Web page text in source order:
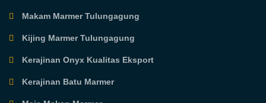
Makam Marmer Tulungagung
Kijing Marmer Tulungagung
Kerajinan Onyx Kualitas Eksport
Kerajinan Batu Marmer